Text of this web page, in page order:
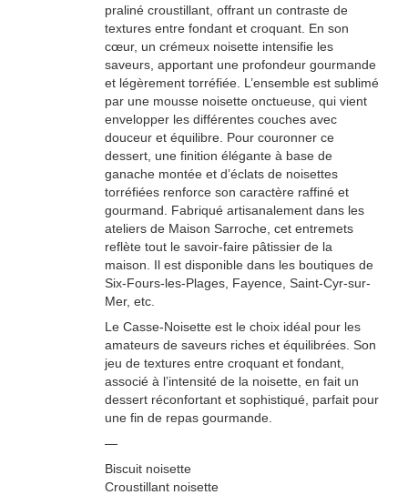
praliné croustillant, offrant un contraste de
textures entre fondant et croquant. En son
cœur, un crémeux noisette intensifie les
saveurs, apportant une profondeur gourmande
et légèrement torréfiée. L’ensemble est sublimé
par une mousse noisette onctueuse, qui vient
envelopper les différentes couches avec
douceur et équilibre. Pour couronner ce
dessert, une finition élégante à base de
ganache montée et d’éclats de noisettes
torréfiées renforce son caractère raffiné et
gourmand. Fabriqué artisanalement dans les
ateliers de Maison Sarroche, cet entremets
reflète tout le savoir-faire pâtissier de la
maison. Il est disponible dans les boutiques de
Six-Fours-les-Plages, Fayence, Saint-Cyr-sur-
Mer, etc.
Le Casse-Noisette est le choix idéal pour les
amateurs de saveurs riches et équilibrées. Son
jeu de textures entre croquant et fondant,
associé à l’intensité de la noisette, en fait un
dessert réconfortant et sophistiqué, parfait pour
une fin de repas gourmande.
—
Biscuit noisette
Croustillant noisette